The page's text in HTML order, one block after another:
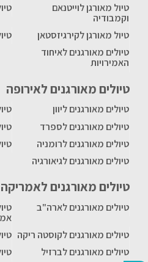
טיול מאורגן לוייטנאם
וקמבודיה
טיול מאורגן לקירגיזסטאן
טיולים מאורגנים לאיחוד
האמירויות
טיולים מאורגנים לאירופה
טיולים מאורגנים ליוון
טיולים מאורגנים לספרד
טיולים מאורגנים לרומניה
טיולים מאורגנים לגיאורגיה
טיולים מאורגנים לאמריקה
טיולים מאורגנים לארה"ב
טיולים מאורגנים לקוסטה ריקה
טיולים מאורגנים לברזיל